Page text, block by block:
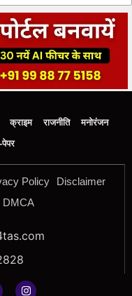
क्राइम राजनीति
मनोरंजन
Policy
Disclaimer
DMCA